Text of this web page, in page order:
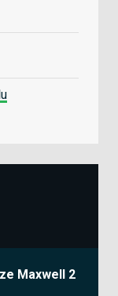
Maxwell 2